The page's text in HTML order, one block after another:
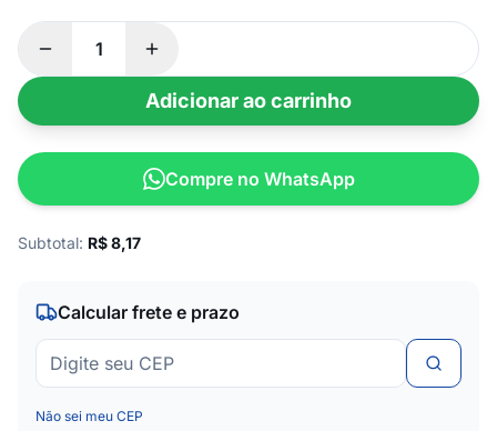
Adicionar ao carrinho
Compre no WhatsApp
Subtotal: R$8,17
Calcular frete e prazo
Não sei meu CEP